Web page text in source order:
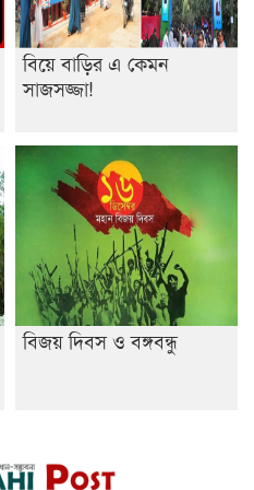
বিয়ে বাড়ির এ কেমন
সাজসজ্জা!
বিজয় দিবস ও বঙ্গবন্ধু